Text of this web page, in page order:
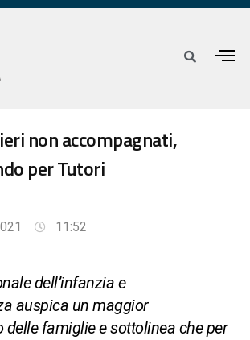
non accompagnati,
per Tutori
11:52
dell’infanzia e
auspica un maggior
delle famiglie e sottolinea che per